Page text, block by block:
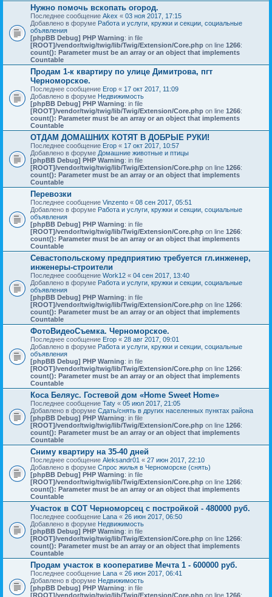
Нужно помочь вскопать огород.
Последнее сообщение Akex « 03 ноя 2017, 17:15
Добавлено в форуме Работа и услуги, кружки и секции, социальные
объявления
[phpBB Debug] PHP Warning: in file
[ROOT]/vendor/twig/twig/lib/Twig/Extension/Core.php on line 1266:
count(): Parameter must be an array or an object that implements
Countable
Продам 1-к квартиру по улице Димитрова, пгт
Черноморское.
Последнее сообщение Егор « 17 окт 2017, 11:09
Добавлено в форуме Недвижимость
[phpBB Debug] PHP Warning: in file
[ROOT]/vendor/twig/twig/lib/Twig/Extension/Core.php on line 1266:
count(): Parameter must be an array or an object that implements
Countable
ОТДАМ ДОМАШНИХ КОТЯТ В ДОБРЫЕ РУКИ!
Последнее сообщение Егор « 17 окт 2017, 10:57
Добавлено в форуме Домашние животные и птицы
[phpBB Debug] PHP Warning: in file
[ROOT]/vendor/twig/twig/lib/Twig/Extension/Core.php on line 1266:
count(): Parameter must be an array or an object that implements
Countable
Перевозки
Последнее сообщение Vinzento « 08 сен 2017, 05:51
Добавлено в форуме Работа и услуги, кружки и секции, социальные
объявления
[phpBB Debug] PHP Warning: in file
[ROOT]/vendor/twig/twig/lib/Twig/Extension/Core.php on line 1266:
count(): Parameter must be an array or an object that implements
Countable
Севастопольскому предприятию требуется гл.инженер,
инженеры-строители
Последнее сообщение Work12 « 04 сен 2017, 13:40
Добавлено в форуме Работа и услуги, кружки и секции, социальные
объявления
[phpBB Debug] PHP Warning: in file
[ROOT]/vendor/twig/twig/lib/Twig/Extension/Core.php on line 1266:
count(): Parameter must be an array or an object that implements
Countable
ФотоВидеоСъемка. Черноморское.
Последнее сообщение Егор « 28 авг 2017, 09:01
Добавлено в форуме Работа и услуги, кружки и секции, социальные
объявления
[phpBB Debug] PHP Warning: in file
[ROOT]/vendor/twig/twig/lib/Twig/Extension/Core.php on line 1266:
count(): Parameter must be an array or an object that implements
Countable
Коса Беляус. Гостевой дом «Home Sweet Home»
Последнее сообщение Taty « 05 июл 2017, 21:05
Добавлено в форуме Сдать/снять в других населенных пунктах района
[phpBB Debug] PHP Warning: in file
[ROOT]/vendor/twig/twig/lib/Twig/Extension/Core.php on line 1266:
count(): Parameter must be an array or an object that implements
Countable
Сниму квартиру на 35-40 дней
Последнее сообщение Aleksandr01 « 27 июн 2017, 22:10
Добавлено в форуме Спрос жилья в Черноморске (снять)
[phpBB Debug] PHP Warning: in file
[ROOT]/vendor/twig/twig/lib/Twig/Extension/Core.php on line 1266:
count(): Parameter must be an array or an object that implements
Countable
Участок в СОТ Черноморсец с постройкой - 480000 руб.
Последнее сообщение Lana « 26 июн 2017, 06:50
Добавлено в форуме Недвижимость
[phpBB Debug] PHP Warning: in file
[ROOT]/vendor/twig/twig/lib/Twig/Extension/Core.php on line 1266:
count(): Parameter must be an array or an object that implements
Countable
Продам участок в кооперативе Мечта 1 - 600000 руб.
Последнее сообщение Lana « 26 июн 2017, 06:41
Добавлено в форуме Недвижимость
[phpBB Debug] PHP Warning: in file
[ROOT]/vendor/twig/twig/lib/Twig/Extension/Core.php on line 1266: